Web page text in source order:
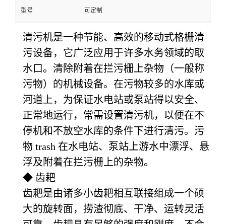
型号 可定制
清污机是一种节能、高效的移动式格栅清
污设备，它广泛应用于许多水务领域的取
水口。清除附着在拦污栅上杂物（一般称
污物）的机械设备。在污物较多的水库或
河道上，为保证水电站或泵站得以安全、
正常地运行，常需设置清污机，以便在不
停机和不放空水库的条件下进行清污。污
物 trash 在水电站、泵站上游水中漂浮、悬
浮及附着在拦污栅上的杂物。
◆ 齿耙
齿耙是由诸多小齿耙相互联接组成一个硕
大的旋转面，捞渣彻底、干净、运转灵活